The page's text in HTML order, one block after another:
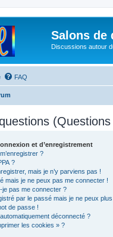
Salons de
Discussions autour
FAQ
et d’enregistrement
?
?
mais je n’y parviens pas !
mais je ne peux pas me connecter !
je pas me connecter ?
par le passé mais je ne peux
de passe !
déconnecté ?
les cookies » ?